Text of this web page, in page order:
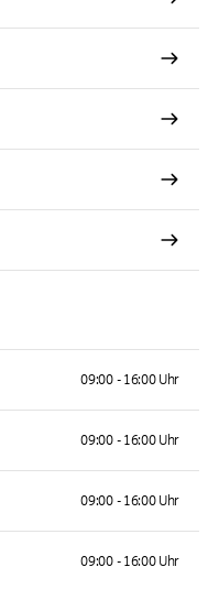
09:00 - 16:00 Uhr
09:00 - 16:00 Uhr
09:00 - 16:00 Uhr
09:00 - 16:00 Uhr